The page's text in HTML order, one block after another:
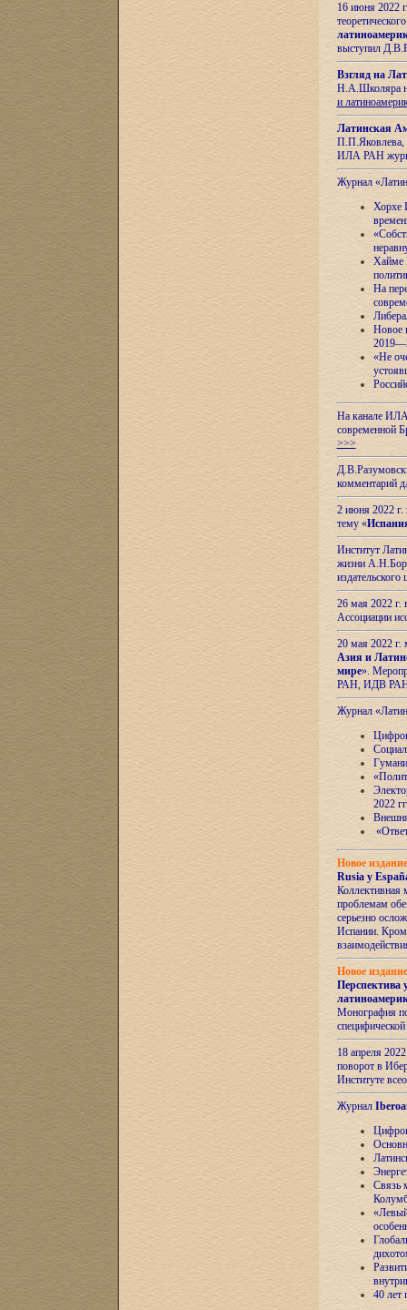
16 июня 2022
выступил
Взгляд на
Н.А.Школяра
и
Латинская
П.П.Яковлева,
ИЛА РАН
Журнал
Хорхе
Хайме
На
Новое
«Не
На канале ИЛА
современной
>>>
комментарий
2 июня 2022 г.
тему «
Институт
жизни
26 мая 2022
Ассоциации
20 мая 2022
Азия и
мире».
РАН, ИДВ
Журнал
2022
Новое
Rusia y
Коллективная
проблемам
серьезно
Испании.
Новое
Перспектива
Монография
18 апреля
поворот в
Институте
Журнал
Связь
40 лет